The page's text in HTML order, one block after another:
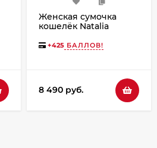
Женская сумочка
кошелёк Natalia
«Лисиа»
+425 БАЛЛОВ!
8 490 руб.